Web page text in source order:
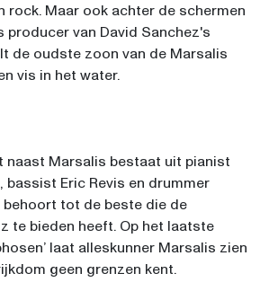
rock. Maar ook achter de schermen
producer van David Sanchez's
de oudste zoon van de Marsalis
vis in het water.
naast Marsalis bestaat uit pianist
bassist Eric Revis en drummer
behoort tot de beste die de
te bieden heeft. Op het laatste
laat alleskunner Marsalis zien
geen grenzen kent.